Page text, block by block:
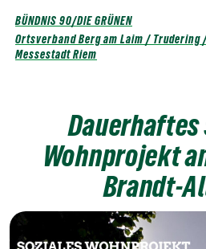
Weiter
zum
Inhalt
BÜNDNIS 90/DIE GRÜNEN
Ortsverband Berg am Laim / Trudering
Messestadt Riem
Wohnprojekt
Brandt-